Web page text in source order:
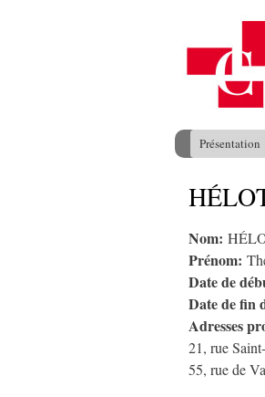
Menu principal
Présentation
Vous êtes ici
Nom:
Prénom:
Date de
Date de fin
Adresses
21, rue
55, rue de